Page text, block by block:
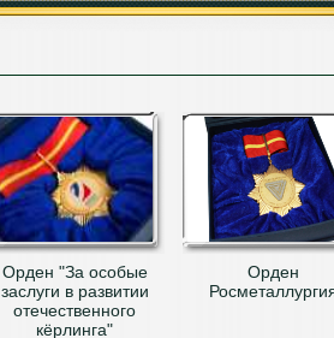
Орден "За особые
заслуги в развитии
отечественного
кёрлинга"
Орден